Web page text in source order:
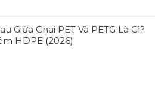
Giữa Chai PET Và PETG Là Gì?
HDPE (2026)